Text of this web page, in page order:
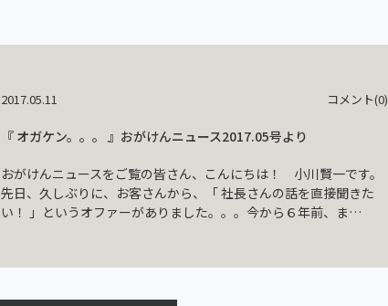
2017.05.11 コメント(0)
『 オガケン。。。 』おがけんニュース2017.05号より
おがけんニュースをご覧の皆さん、こんにちは！ 小川賢一です。
先日、久しぶりに、お客さんから、「 社長さんの話を直接聞きた
い！ 」というオファーがありました。。。今から６年前、ま…